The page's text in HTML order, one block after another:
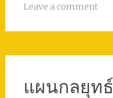
Leave a comment
แผนกลยุท